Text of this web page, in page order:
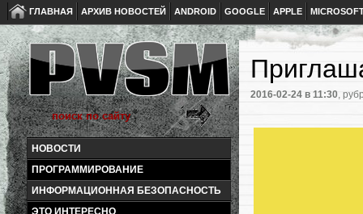
ГЛАВНАЯ АРХИВ НОВОСТЕЙ ANDROID GOOGLE APPLE
НОВОСТИ
ПРОГРАММИРОВАНИЕ
ИНФОРМАЦИОННАЯ БЕЗОПАСНОСТЬ
ЭТО ИНТЕРЕСНО
2016-02-24 в 11:30,